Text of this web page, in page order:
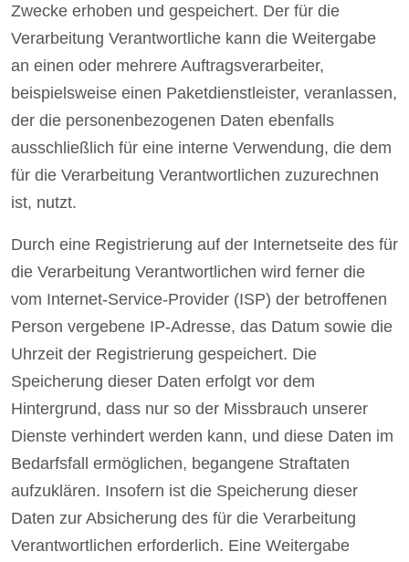
Zwecke erhoben und gespeichert. Der für die
Verarbeitung Verantwortliche kann die Weitergabe
an einen oder mehrere Auftragsverarbeiter,
beispielsweise einen Paketdienstleister, veranlassen,
der die personenbezogenen Daten ebenfalls
ausschließlich für eine interne Verwendung, die dem
für die Verarbeitung Verantwortlichen zuzurechnen
ist, nutzt.
Durch eine Registrierung auf der Internetseite des für
die Verarbeitung Verantwortlichen wird ferner die
vom Internet-Service-Provider (ISP) der betroffenen
Person vergebene IP-Adresse, das Datum sowie die
Uhrzeit der Registrierung gespeichert. Die
Speicherung dieser Daten erfolgt vor dem
Hintergrund, dass nur so der Missbrauch unserer
Dienste verhindert werden kann, und diese Daten im
Bedarfsfall ermöglichen, begangene Straftaten
aufzuklären. Insofern ist die Speicherung dieser
Daten zur Absicherung des für die Verarbeitung
Verantwortlichen erforderlich. Eine Weitergabe